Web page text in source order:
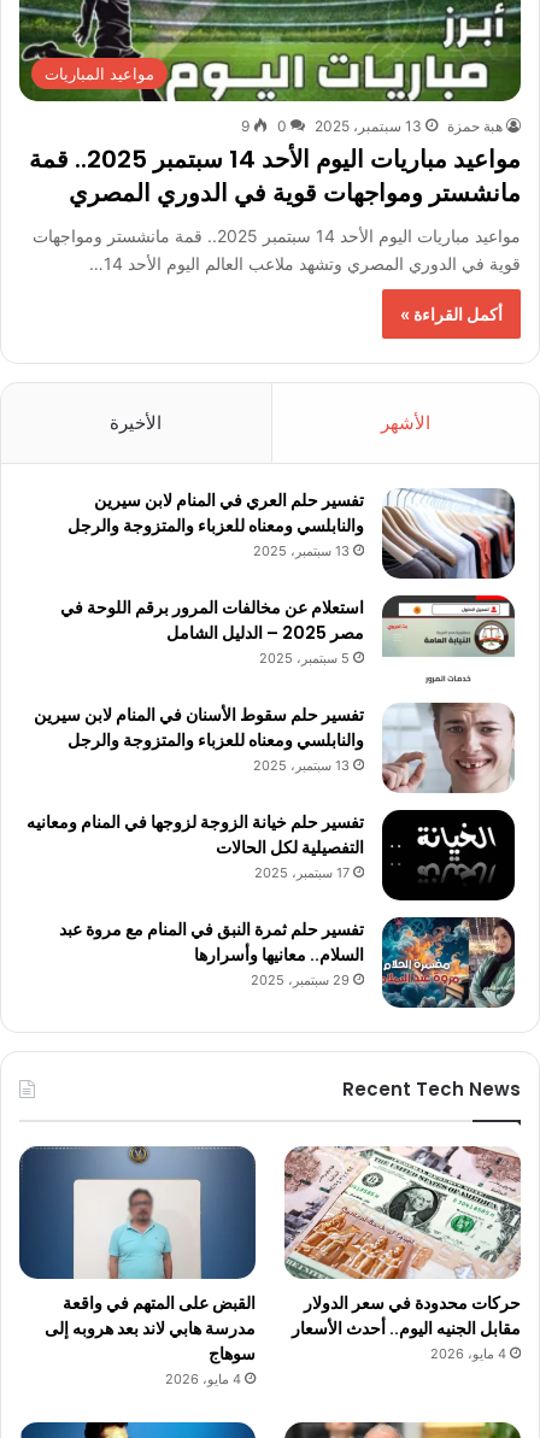
مواعيد المباريات
هبة حمزة 13 سبتمبر، 2025 0
9
مواعيد مباريات اليوم الأحد 14 سبتمبر 2025.. قمة
مانشستر ومواجهات قوية في الدوري المصري
مواعيد مباريات اليوم الأحد 14 سبتمبر 2025.. قمة مانشستر ومواجهات
قوية في الدوري المصري وتشهد ملاعب العالم اليوم الأحد 14…
أكمل القراءة »
الأشهر الأخيرة
تفسير حلم العري في المنام لابن سيرين
والنابلسي ومعناه للعزباء والمتزوجة والرجل
13 سبتمبر، 2025
استعلام عن مخالفات المرور برقم اللوحة في
مصر 2025 – الدليل الشامل
5 سبتمبر، 2025
تفسير حلم سقوط الأسنان في المنام لابن سيرين
والنابلسي ومعناه للعزباء والمتزوجة والرجل
13 سبتمبر، 2025
تفسير حلم خيانة الزوجة لزوجها في المنام ومعانيه
التفصيلية لكل الحالات
17 سبتمبر، 2025
تفسير حلم ثمرة النبق في المنام مع مروة عبد
السلام.. معانيها وأسرارها
29 سبتمبر، 2025
Recent Tech News
حركات محدودة في سعر الدولار
مقابل الجنيه اليوم.. أحدث الأسعار
4 مايو، 2026
القبض على المتهم في واقعة
مدرسة هابي لاند بعد هروبه إلى
سوهاج
4 مايو، 2026